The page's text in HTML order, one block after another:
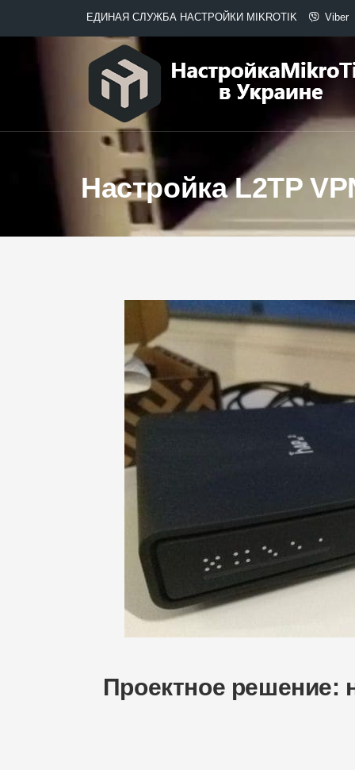
ЕДИНАЯ СЛУЖБА НАСТРОЙКИ MIKROTIK Viber
Настройка L2TP
Проектное решение: